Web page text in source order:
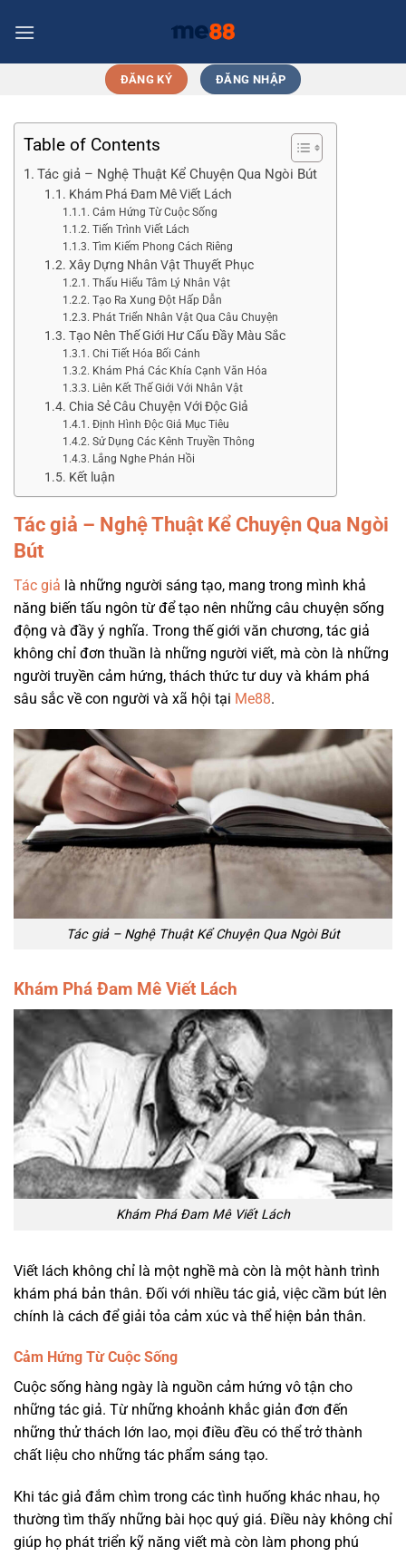
đến
ĐĂNG KÝ ĐĂNG NHẬP
Table of Contents
Tác giả – Nghệ Thuật Kể Chuyện Qua Ngòi Bút
Khám Phá Đam Mê Viết Lách
Cảm Hứng Từ Cuộc Sống
Tiến Trình Viết Lách
Tìm Kiếm Phong Cách Riêng
Xây Dựng Nhân Vật Thuyết Phục
Thấu Hiểu Tâm Lý Nhân Vật
Tạo Ra Xung Đột Hấp Dẫn
Phát Triển Nhân Vật Qua Câu Chuyện
Tạo Nên Thế Giới Hư Cấu Đầy Màu Sắc
Chi Tiết Hóa Bối Cảnh
Khám Phá Các Khía Cạnh Văn Hóa
Liên Kết Thế Giới Với Nhân Vật
Chia Sẻ Câu Chuyện Với Độc Giả
Định Hình Độc Giả Mục Tiêu
Sử Dụng Các Kênh Truyền Thông
Lắng Nghe Phản Hồi
Kết luận
Tác giả – Nghệ Thuật Kể Chuyện Qua Ngòi
Bút
Tác giả là những người sáng tạo, mang trong mình khả
năng biến tấu ngôn từ để tạo nên những câu chuyện sống
động và đầy ý nghĩa. Trong thế giới văn chương, tác giả
không chỉ đơn thuần là những người viết, mà còn là những
người truyền cảm hứng, thách thức tư duy và khám phá
sâu sắc về con người và xã hội tại Me88.
Tác giả – Nghệ Thuật Kể Chuyện Qua Ngòi Bút
Khám Phá Đam Mê Viết Lách
Khám Phá Đam Mê Viết Lách
Viết lách không chỉ là một nghề mà còn là một hành trình
khám phá bản thân. Đối với nhiều tác giả, việc cầm bút lên
chính là cách để giải tỏa cảm xúc và thể hiện bản thân.
Cảm Hứng Từ Cuộc Sống
Cuộc sống hàng ngày là nguồn cảm hứng vô tận cho
những tác giả. Từ những khoảnh khắc giản đơn đến
những thử thách lớn lao, mọi điều đều có thể trở thành
chất liệu cho những tác phẩm sáng tạo.
Khi tác giả đắm chìm trong các tình huống khác nhau, họ
thường tìm thấy những bài học quý giá. Điều này không chỉ
giúp họ phát triển kỹ năng viết mà còn làm phong phú